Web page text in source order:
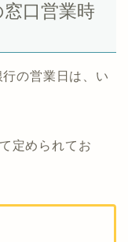
窓口営業時
の営業日は、い
定められてお